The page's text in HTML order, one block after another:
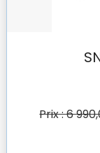
Prix : 6